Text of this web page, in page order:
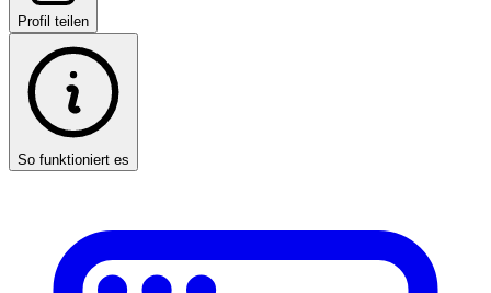
Profil teilen
So funktioniert es